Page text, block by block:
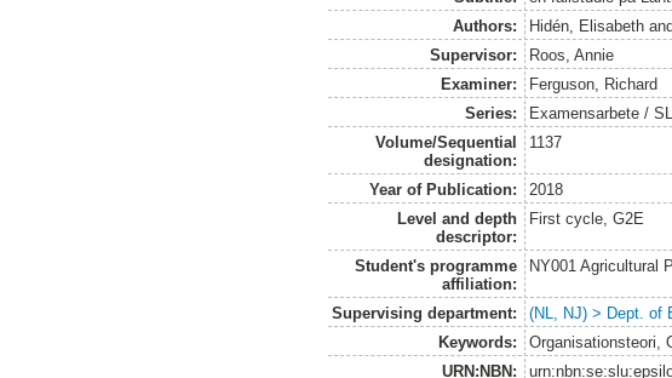
Authors:
Hidén, Elisabeth
Supervisor:
Roos, Annie
Examiner:
Ferguson, Richard
Series:
Examensarbete /
Volume/Sequential
designation:
1137
Year of Publication:
2018
Level and depth
descriptor:
First cycle, G2E
Student's programme
affiliation:
NY001 Agricultural
Supervising department:
(NL, NJ) > Dept. of
Keywords:
Organisationsteori,
URN:NBN: